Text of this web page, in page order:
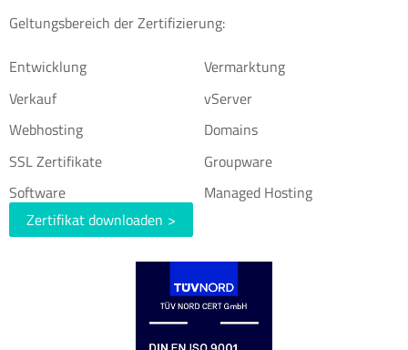
Geltungsbereich der Zertifizierung:
Entwicklung
Vermarktung
Verkauf
vServer
Webhosting
Domains
SSL Zertifikate
Groupware
Software
Managed Hosting
Zertifikat downloaden >